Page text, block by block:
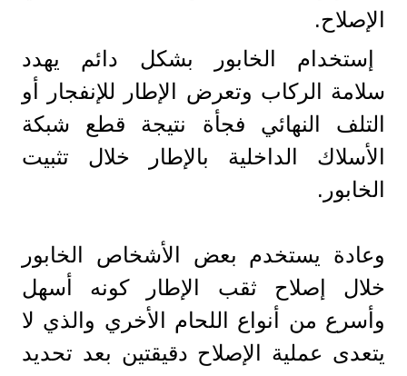
الإصلاح.
إستخدام الخابور بشكل دائم يهدد
سلامة الركاب وتعرض الإطار للإنفجار أو
التلف النهائي فجأة نتيجة قطع شبكة
الأسلاك الداخلية بالإطار خلال تثبيت
الخابور.
وعادة يستخدم بعض الأشخاص الخابور
خلال إصلاح ثقب الإطار كونه أسهل
وأسرع من أنواع اللحام الأخري والذي لا
يتعدى عملية الإصلاح دقيقتين بعد تحديد